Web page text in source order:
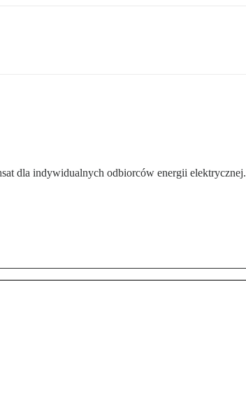
dla indywidualnych odbiorców energii elektrycznej.